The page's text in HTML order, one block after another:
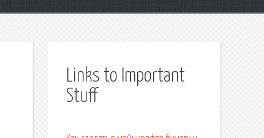
Links to Important
Stuff